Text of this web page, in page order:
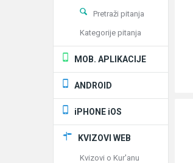
Pretraži pitanja
Kategorije pitanja
MOB. APLIKACIJE
ANDROID
iPHONE iOS
KVIZOVI WEB
Kvizovi o Kur'anu